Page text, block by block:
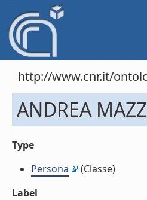
http://www.cnr.it/
ANDREA
Type
Persona
(Classe)
Label